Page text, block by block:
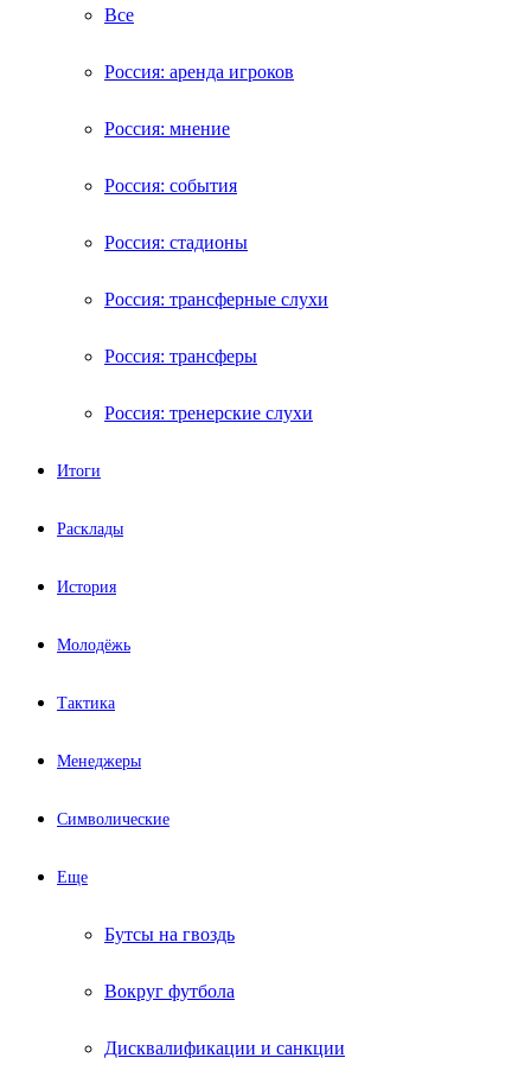
Все
Россия: аренда игроков
Россия: мнение
Россия: события
Россия: стадионы
Россия: трансферные слухи
Россия: трансферы
Россия: тренерские слухи
Итоги
Расклады
История
Молодёжь
Тактика
Менеджеры
Символические
Еще
Бутсы на гвоздь
Вокруг футбола
Дисквалификации и санкции